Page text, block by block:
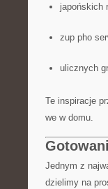
japońskich
zup pho
ulicznych
Te inspiracje
we w domu.
Jednym z
dzielimy na